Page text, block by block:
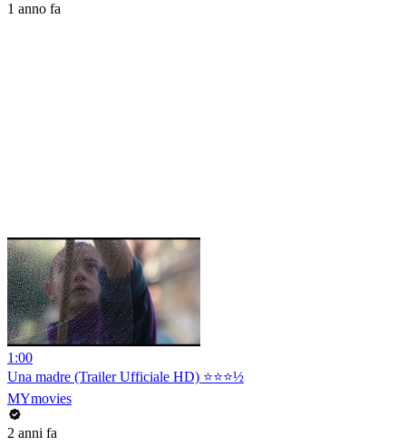
1 anno fa
1:00
Una madre (Trailer Ufficiale HD) ⭐️⭐️⭐️½
MYmovies
2 anni fa